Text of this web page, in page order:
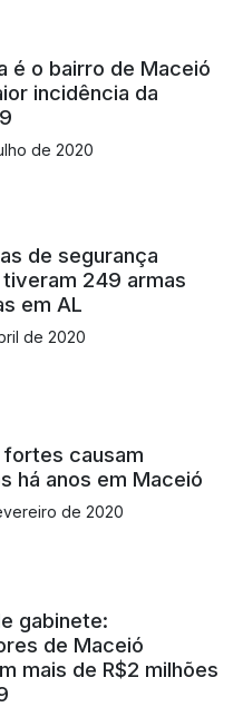
é o bairro de Maceió
incidência da
de 2020
de segurança
249 armas
em AL
de 2020
fortes causam
há anos em Maceió
de 2020
gabinete:
de Maceió
mais de R$2 milhões